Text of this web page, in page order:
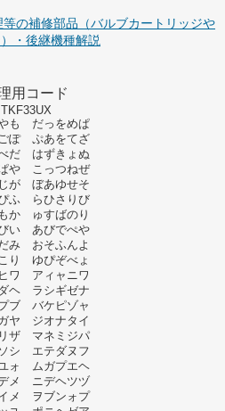
の補修部品（バルブカートリッジや
・後継機種解説
用コード
TKF33UX
も だっをめぱ
ぽ ぷあをてざ
だ はずきょぬ
や こっつねぜ
が ぼあゆせそ
ふ らひさりび
か ゅすばのり
い あびでぺや
み おそふんよ
り ゆぴぞべょ
ワ アィャニワ
ヘ ラシギゼナ
ブ バケピゾャ
ヤ ジオナタイ
ザ マネミジパ
シ エテダヌフ
ォ ムガプエヘ
メ ニデヘツヅ
メ ヲブンォプ